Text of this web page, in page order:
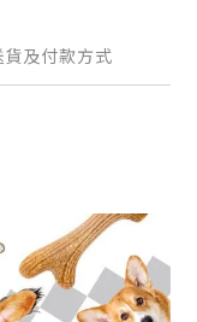
貨及付款方式